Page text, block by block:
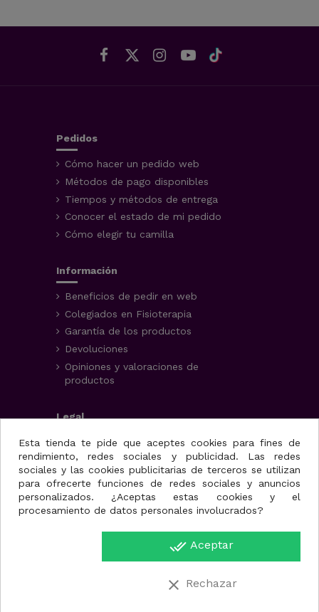
Pedidos
Cómo hacer un pedido web
Métodos de pago disponibles
Tiempos y métodos de entrega
Conocer el estado de mi pedido
Cómo elegir tu camilla
Información
Beneficios de pedir en web
Colegiados en Fisioterapia
Garantía de los productos
Devoluciones
Opiniones y valoraciones de
productos
Legal
Aviso Legal
Condiciones generales
Política de privacidad
Uso de cookies
Fisioportunity S.L.
Avenida de la juventud,
25, nave A
30110. Cabezo de Torres
Esta tienda te pide que aceptes cookies para fines de
rendimiento, redes sociales y publicidad. Las redes
sociales y las cookies publicitarias de terceros se utilizan
para ofrecerte funciones de redes sociales y anuncios
personalizados. ¿Aceptas estas cookies y el
procesamiento de datos personales involucrados?
done_all Aceptar
clear Rechazar